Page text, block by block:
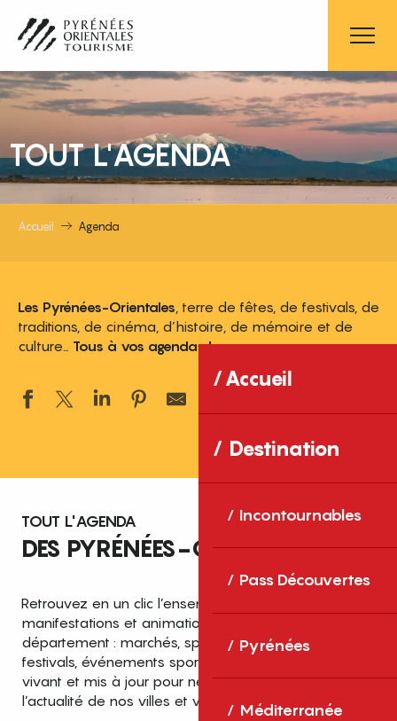
contenu
principal
Accueil
Destination
Incontournables
Pass Découvertes
Pyrénées
Méditerranée
TOUT L'AGENDA
Accueil Agenda
Les Pyrénées-Orientales , terre de fêtes, de festivals, de
traditions, de cinéma, d’histoire, de mémoire et de
culture… Tous à vos agendas !
TOUT L'AGENDA
DES PYRÉNÉES-ORIENTALES
Retrouvez en un clic l’ensemble des fêtes,
manifestations et animations recensées dans le
département : marchés, spectacles, expositions,
festivals, événements sportifs et culturels… un agenda
vivant et mis à jour pour ne rien manquer de
l’actualité de nos villes et villages.